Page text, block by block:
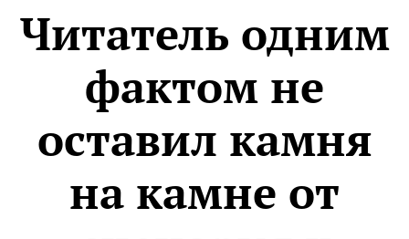
Читатель одним
фактом не
оставил камня
на камне от